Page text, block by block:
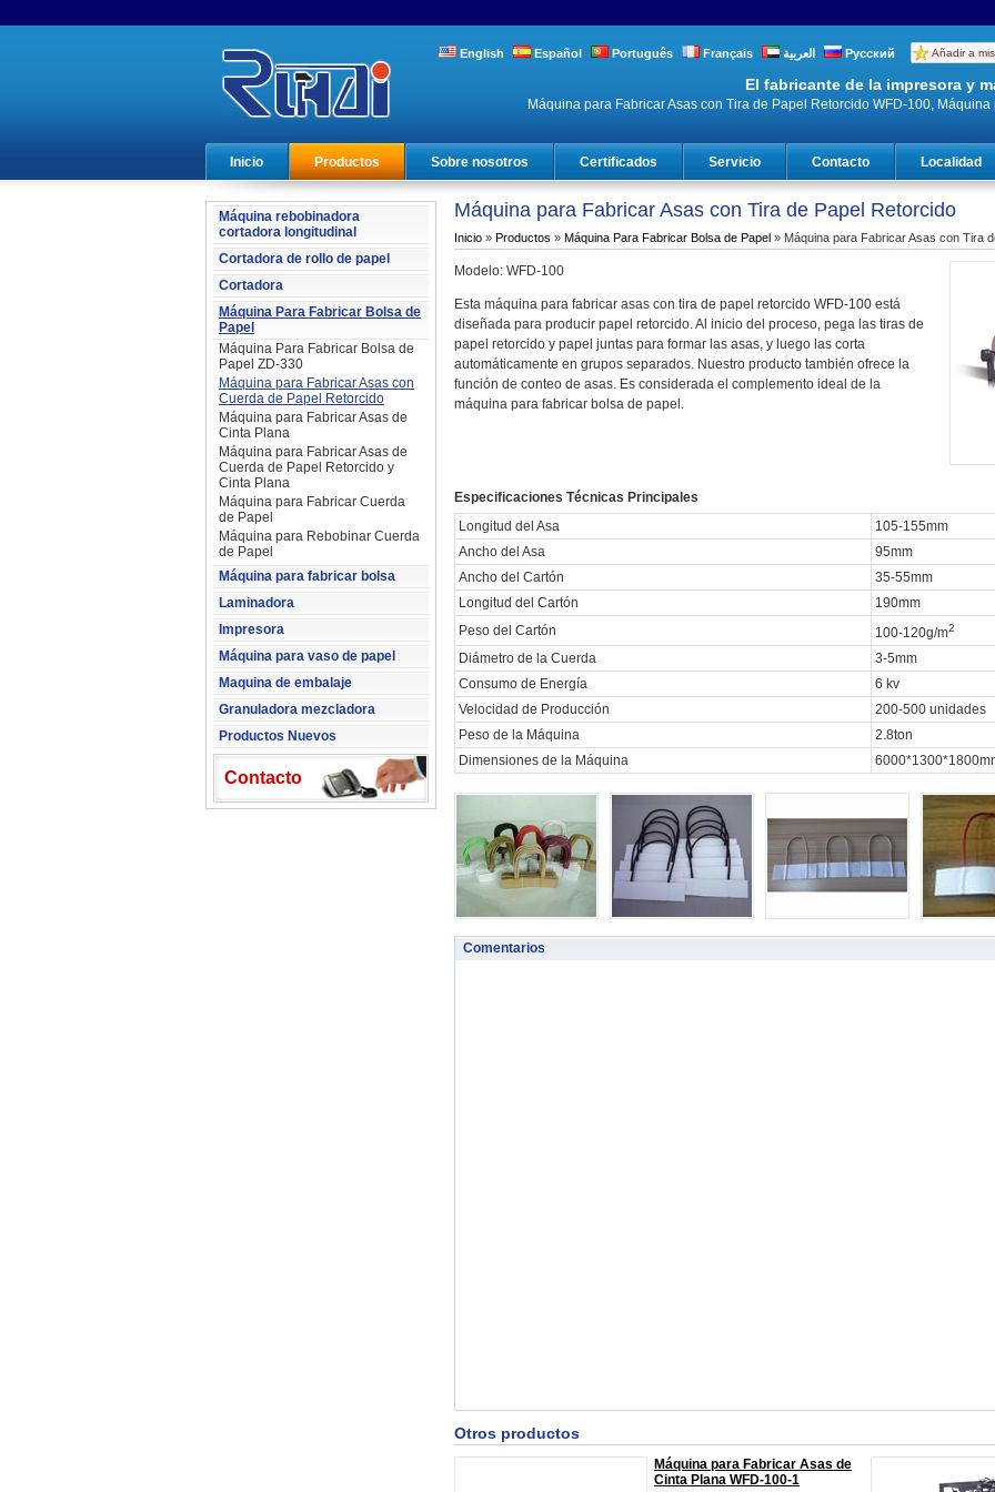
Añadir a
English Español Português Français العربية Русский
El fabricante de la impresora y
Máquina para Fabricar Asas con Tira de Papel Retorcido WFD-100,
Inicio Productos Sobre nosotros Certificados Servicio Contacto Localidad
Máquina rebobinadora
cortadora longitudinal
Cortadora de rollo de papel
Cortadora
Máquina Para Fabricar Bolsa de
Papel
Máquina Para Fabricar Bolsa de
Papel ZD-330
Máquina para Fabricar Asas con
Cuerda de Papel Retorcido
Máquina para Fabricar Asas de
Cinta Plana
Máquina para Fabricar Asas de
Cuerda de Papel Retorcido y
Cinta Plana
Máquina para Fabricar Cuerda
de Papel
Máquina para Rebobinar Cuerda
de Papel
Máquina para fabricar bolsa
Laminadora
Impresora
Máquina para vaso de papel
Maquina de embalaje
Granuladora mezcladora
Productos Nuevos
Contacto
Máquina para Fabricar Asas con Tira de Papel Retorcido
Inicio » Productos » Máquina Para Fabricar Bolsa de Papel » Máquina para Fabricar Asas con Tira
Modelo: WFD-100
Esta máquina para fabricar asas con tira de papel retorcido WFD-100 está
diseñada para producir papel retorcido. Al inicio del proceso, pega las tiras de
papel retorcido y papel juntas para formar las asas, y luego las corta
automáticamente en grupos separados. Nuestro producto también ofrece la
función de conteo de asas. Es considerada el complemento ideal de la
máquina para fabricar bolsa de papel.
Especificaciones Técnicas Principales
Longitud del Asa
105-155mm
Ancho del Asa
95mm
Ancho del Cartón
35-55mm
Longitud del Cartón
190mm
Peso del Cartón
100-120g/m2
Diámetro de la Cuerda
3-5mm
Consumo de Energía
6 kv
Velocidad de Producción
200-500 unidades
Peso de la Máquina
2.8ton
Dimensiones de la Máquina
Comentarios
Otros productos
Máquina para Fabricar Asas de
Cinta Plana WFD-100-1